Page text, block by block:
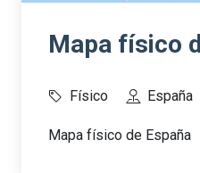
Mapa físico
Físico España
Mapa físico de España